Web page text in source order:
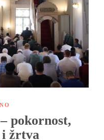
pokornost,
i žrtva